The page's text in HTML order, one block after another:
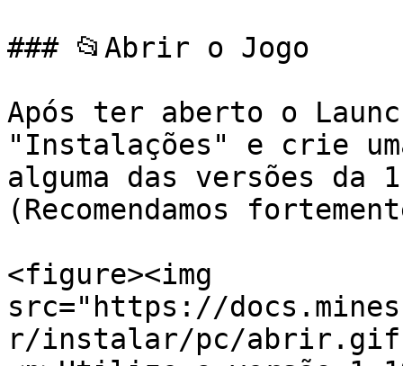
### 📂Abrir o Jogo
Após ter aberto o
"Instalações" e crie
alguma das versões da
(Recomendamos
<figure><img
src="https://
r/instalar/pc/